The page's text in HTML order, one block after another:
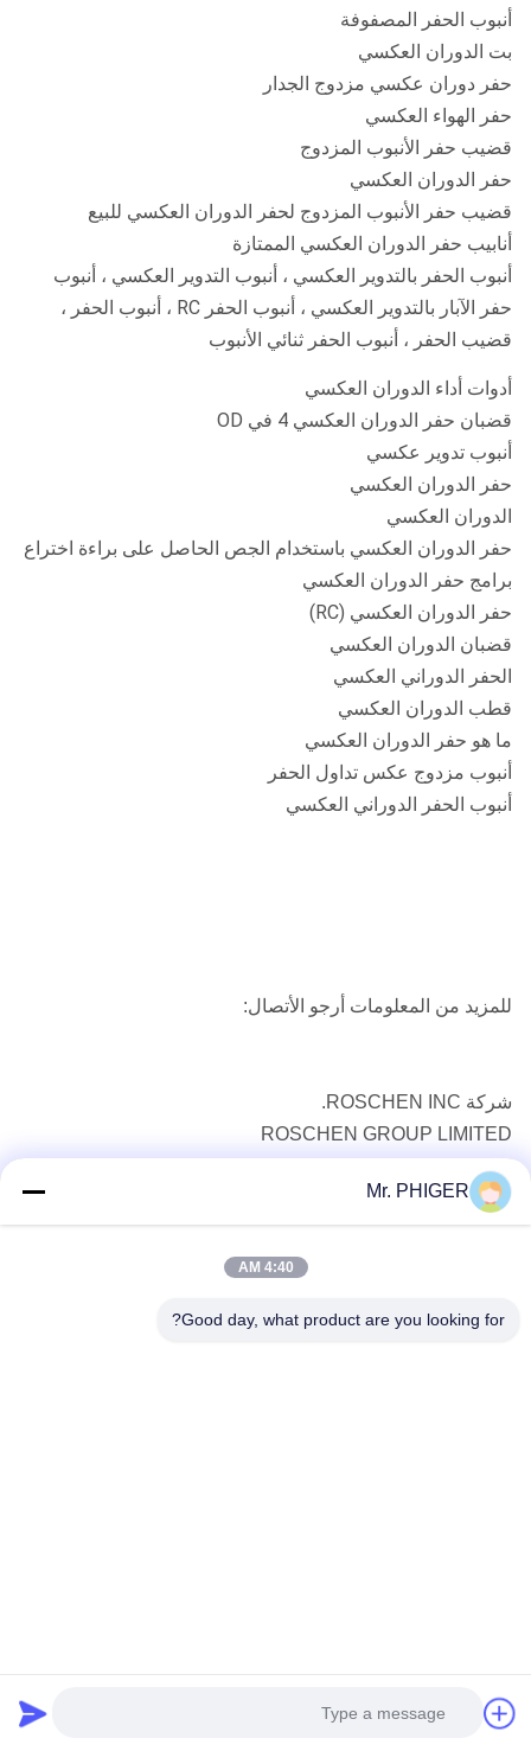
أنبوب الحفر المصفوفة
بت الدوران العكسي
حفر دوران عكسي مزدوج الجدار
حفر الهواء العكسي
قضيب حفر الأنبوب المزدوج
حفر الدوران العكسي
قضيب حفر الأنبوب المزدوج لحفر الدوران العكسي للبيع
أنابيب حفر الدوران العكسي الممتازة
أنبوب الحفر بالتدوير العكسي ، أنبوب التدوير العكسي ، أنبوب
حفر الآبار بالتدوير العكسي ، أنبوب الحفر RC ، أنبوب الحفر ،
قضيب الحفر ، أنبوب الحفر ثنائي الأنبوب
أدوات أداء الدوران العكسي
قضبان حفر الدوران العكسي 4 في OD
أنبوب تدوير عكسي
حفر الدوران العكسي
الدوران العكسي
حفر الدوران العكسي باستخدام الجص الحاصل على براءة اختراع
برامج حفر الدوران العكسي
حفر الدوران العكسي (RC)
قضبان الدوران العكسي
الحفر الدوراني العكسي
قطب الدوران العكسي
ما هو حفر الدوران العكسي
أنبوب مزدوج عكس تداول الحفر
أنبوب الحفر الدوراني العكسي
للمزيد من المعلومات أرجو الأتصال:
شركة ROSCHEN INC.
ROSCHEN GROUP LIMITED
سكايب: ROSCHEN.TOOL ، ROSCHEN_GROUP
Mr. PHIGER
4:40 AM
Good day, what product are you looking for?